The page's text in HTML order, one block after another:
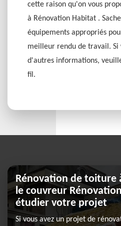
cette raison qu'on vous
à Rénovation Habitat .
équipements appropriés
meilleur rendu de travail. Si
d'autres informations,
fil.
Rénovation de toiture
le couvreur
étudier votre projet
Si vous avez un projet de